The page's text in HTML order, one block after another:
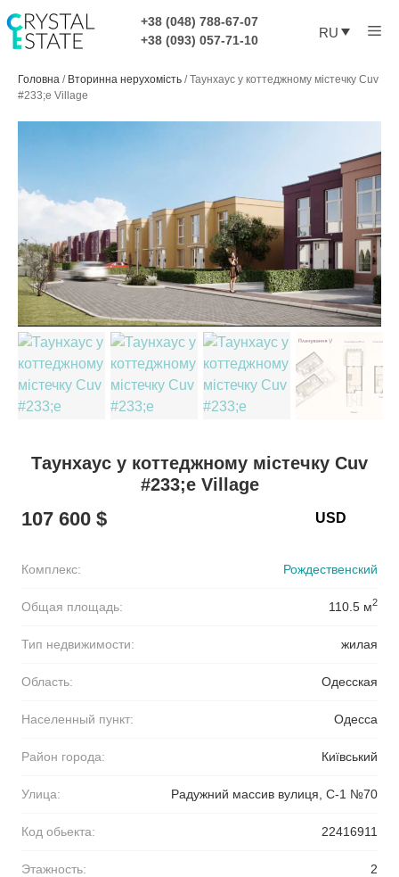
содержимому
+38 (048) 788-67-07
+38 (093) 057-71-10
RU
Головна / Вторинна нерухомість /Таунхаус у коттеджному містечку Cuv
#233;e Village
Таунхаус у коттеджному містечку Cuv
#233;e Village
107 600 $
Комплекс: Рождественский
Общая площадь: 110.5 м2
Тип недвижимости: жилая
Область: Одесская
Населенный пункт: Одесса
Район города: Київський
Улица: Радужний массив вулиця, С-1 №70
Код обьекта: 22416911
Этажность: 2